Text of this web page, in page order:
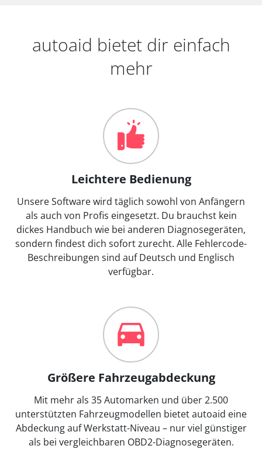
autoaid bietet dir einfach
mehr
Leichtere Bedienung
Unsere Software wird täglich sowohl von Anfängern
als auch von Profis eingesetzt. Du brauchst kein
dickes Handbuch wie bei anderen Diagnosegeräten,
sondern findest dich sofort zurecht. Alle Fehlercode-
Beschreibungen sind auf Deutsch und Englisch
verfügbar.
Größere Fahrzeugabdeckung
Mit mehr als 35 Automarken und über 2.500
unterstützten Fahrzeugmodellen bietet autoaid eine
Abdeckung auf Werkstatt-Niveau – nur viel günstiger
als bei vergleichbaren OBD2-Diagnosegeräten.